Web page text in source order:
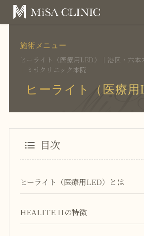
施術メニュー
ヒーライト（医療用LED）｜港区・六
｜ミサクリニック本院
ヒーライト（医療用
目次
ヒーライト（医療用LED）とは
HEALITE IIの特徴